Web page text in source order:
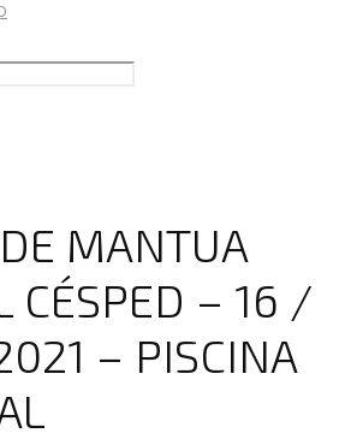
MANTUA
CÉSPED – 16 /
– PISCINA